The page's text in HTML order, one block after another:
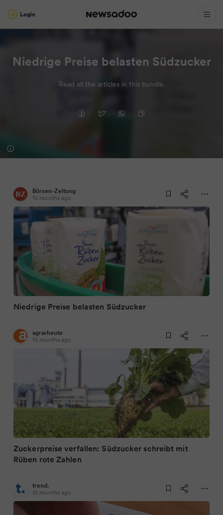
Login
Niedrige Preise belasten Südzucker
Read all the articles in this bundle.
Börsen-Zeitung
10 months ago
Niedrige Preise belasten Südzucker
agrarheute
10 months ago
Zuckerpreise verfallen: Südzucker schreibt mit
Rüben rote Zahlen
trend.
10 months ago